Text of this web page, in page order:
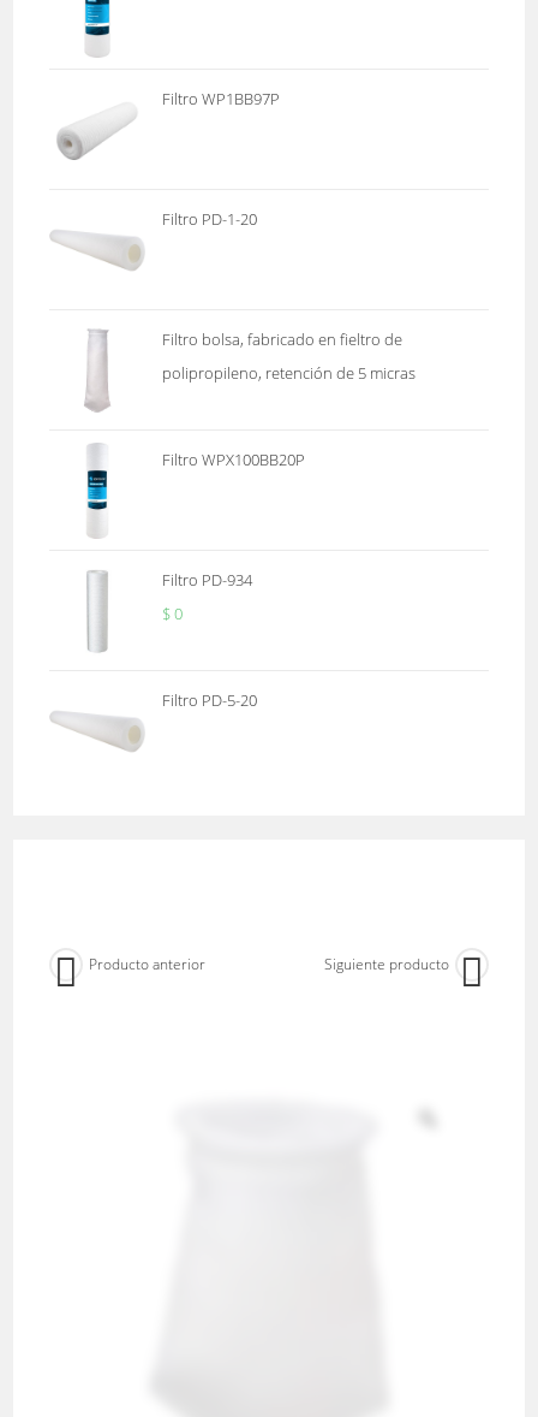
Filtro WP1BB97P
Filtro PD-1-20
Filtro bolsa, fabricado en fieltro de
polipropileno, retención de 5 micras
Filtro WPX100BB20P
Filtro PD-934
$0
Filtro PD-5-20
Producto anterior Siguiente producto